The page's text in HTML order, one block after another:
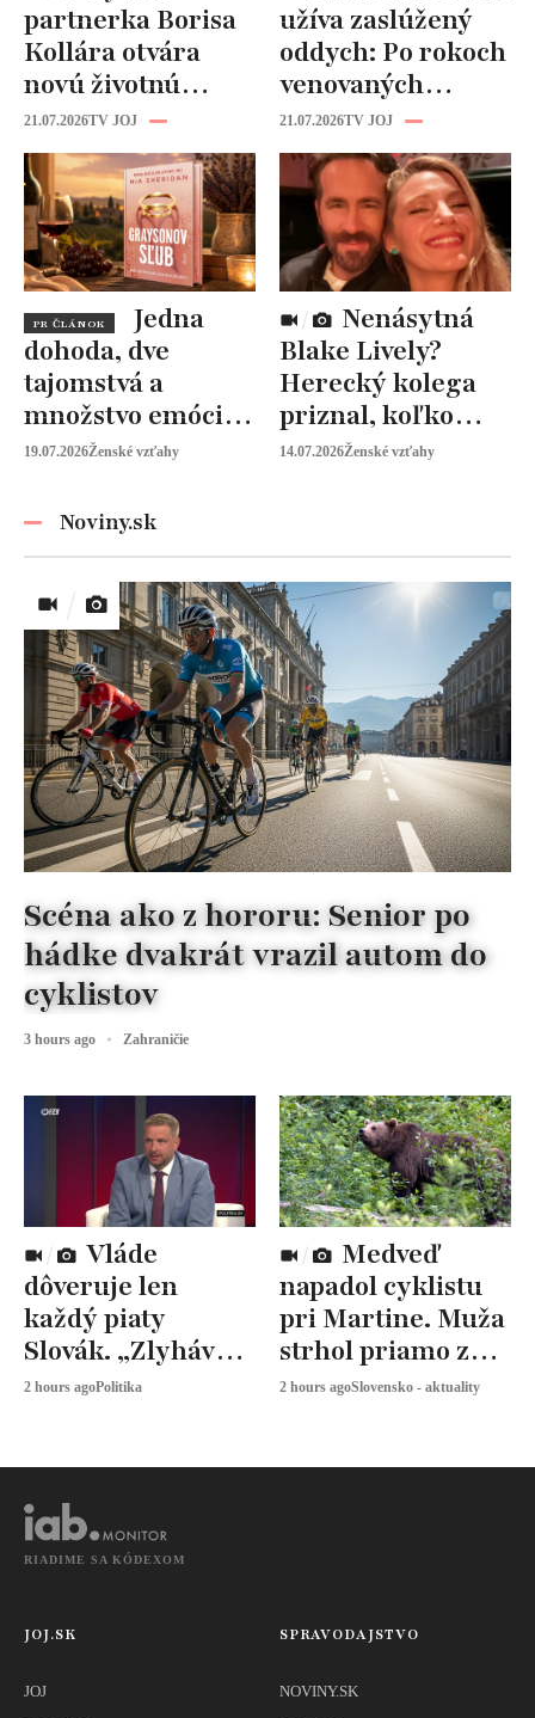
partnerka Borisa
Kollára otvára
novú životnú
kapitolu: Laura
Vizváryová ide
pomáhať ženám
21.07.2026TV JOJ
užíva zaslúžený
oddych: Po rokoch
venovaných
rodine prišiel čas
na seba
21.07.2026TV JOJ
PR ČLÁNOK
dohoda, dve
tajomstvá a
množstvo emócií.
Mia Sheridan a
19.07.2026Ženské vzťahy
Blake Lively?
Herecký kolega
priznal, koľko
peňazí od neho
14.07.2026Ženské vzťahy
Noviny.sk
dôveruje len
každý piaty
Slovák. „Zlyhávajú
všetci politici,“
2 hours agoPolitika
napadol cyklistu
pri Martine. Muža
strhol priamo z
bicykla
2 hours agoSlovensko - aktuality
Scéna ako z hororu: Senior po
hádke dvakrát vrazil autom do
cyklistov
3 hours ago Zahraničie
RIADIME SA KÓDEXOM
JOJ.SK
JOJ
SPRAVODAJSTVO
NOVINY.SK